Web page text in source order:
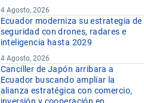
4 Agosto, 2026
Ecuador moderniza su estrategia de
seguridad con drones, radares e
inteligencia hasta 2029
4 Agosto, 2026
Canciller de Japón arribara a
Ecuador buscando ampliar la
alianza estratégica con comercio,